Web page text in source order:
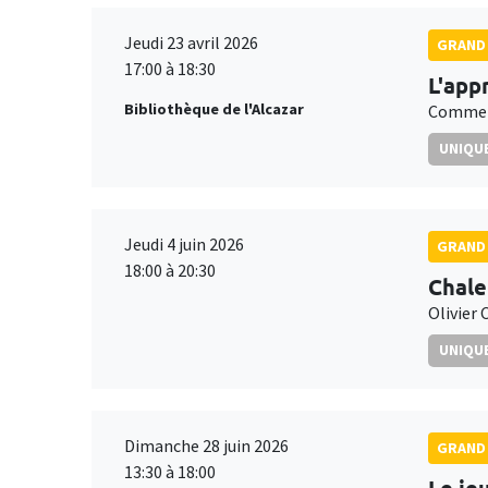
Jeudi 23 avril 2026
17:00 à 18:30
Bibliothèque de l'Alcazar
Jeudi 4 juin 2026
18:00 à 20:30
Olivier
Dimanche 28 juin 2026
13:30 à 18:00